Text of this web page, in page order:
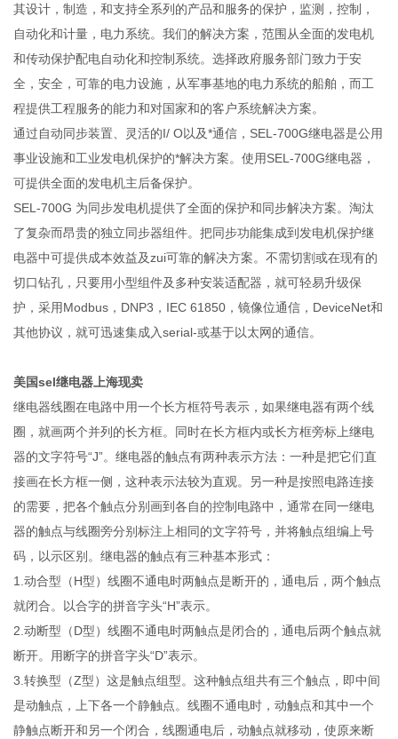
其设计，制造，和支持全系列的产品和服务的保护，监测，控制，
自动化和计量，电力系统。我们的解决方案，范围从全面的发电机
和传动保护配电自动化和控制系统。选择政府服务部门致力于安
全，安全，可靠的电力设施，从军事基地的电力系统的船舶，而工
程提供工程服务的能力和对国家和的客户系统解决方案。
通过自动同步装置、灵活的I/ O以及*通信，SEL-700G继电器是公用
事业设施和工业发电机保护的*解决方案。使用SEL-700G继电器，
可提供全面的发电机主后备保护。
SEL-700G 为同步发电机提供了全面的保护和同步解决方案。淘汰
了复杂而昂贵的独立同步器组件。把同步功能集成到发电机保护继
电器中可提供成本效益及zui可靠的解决方案。不需切割或在现有的
切口钻孔，只要用小型组件及多种安装适配器，就可轻易升级保
护，采用Modbus，DNP3，IEC 61850，镜像位通信，DeviceNet和
其他协议，就可迅速集成入serial-或基于以太网的通信。
美国sel继电器上海现卖
继电器线圈在电路中用一个长方框符号表示，如果继电器有两个线
圈，就画两个并列的长方框。同时在长方框内或长方框旁标上继电
器的文字符号“J”。继电器的触点有两种表示方法：一种是把它们直
接画在长方框一侧，这种表示法较为直观。另一种是按照电路连接
的需要，把各个触点分别画到各自的控制电路中，通常在同一继电
器的触点与线圈旁分别标注上相同的文字符号，并将触点组编上号
码，以示区别。继电器的触点有三种基本形式：
1.动合型（H型）线圈不通电时两触点是断开的，通电后，两个触点
就闭合。以合字的拼音字头“H”表示。
2.动断型（D型）线圈不通电时两触点是闭合的，通电后两个触点就
断开。用断字的拼音字头“D”表示。
3.转换型（Z型）这是触点组型。这种触点组共有三个触点，即中间
是动触点，上下各一个静触点。线圈不通电时，动触点和其中一个
静触点断开和另一个闭合，线圈通电后，动触点就移动，使原来断